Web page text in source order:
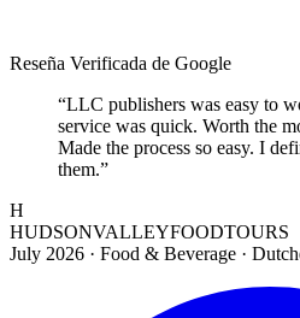
Reseña Verificada de Google
“LLC publishers was easy to
service was quick. Worth the
Made the process so easy. I
them.”
H
HUDSONVALLEYFOODTOURS
July 2026 · Food & Beverage ·